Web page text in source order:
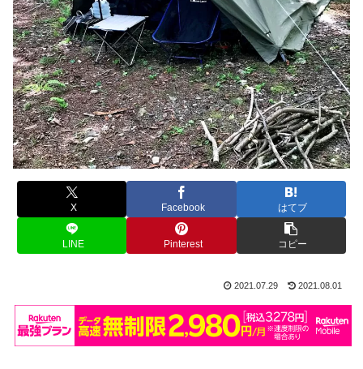
X Facebook はてブ
LINE Pinterest コピー
2021.07.29 2021.08.01